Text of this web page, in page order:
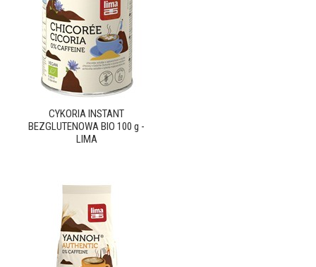
CYKORIA INSTANT
BEZGLUTENOWA BIO 100 g -
LIMA